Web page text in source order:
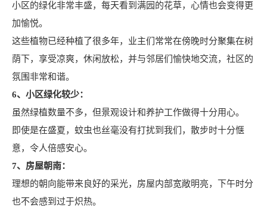
小区的绿化非常丰盛，每天看到满园的花草，心情也会变得更
加愉悦。
这些植物已经种植了很多年，业主们常常在傍晚时分聚集在树
荫下，享受凉爽，休闲放松，并与邻居们愉快地交流，社区的
氛围非常和谐。
6、小区绿化较少：
虽然绿植数量不多，但景观设计和养护工作做得十分用心。
即使是在盛夏，蚊虫也丝毫没有打扰到我们，散步时十分惬
意，令人倍感安心。
7、房屋朝南：
理想的朝向能带来良好的采光，房屋内部宽敞明亮，下午时分
也不会感到过于炽热。